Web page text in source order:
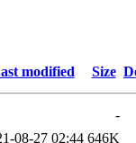
modified Size
-
08-27 02:44 646K